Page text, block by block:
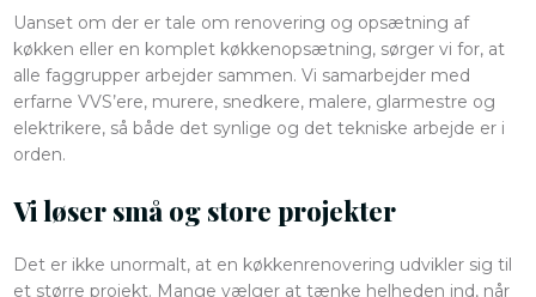
Uanset om der er tale om renovering og opsætning af
køkken eller en komplet køkkenopsætning, sørger vi for, at
alle faggrupper arbejder sammen. Vi samarbejder med
erfarne VVS’ere, murere, snedkere, malere, glarmestre og
elektrikere, så både det synlige og det tekniske arbejde er i
orden.
Vi løser små og store projekter
Det er ikke unormalt, at en køkkenrenovering udvikler sig til
et større projekt. Mange vælger at tænke helheden ind, når